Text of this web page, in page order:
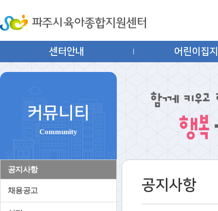
센터안내 어린이집
커뮤니티
Community
공지사항
채용공고 공지사항